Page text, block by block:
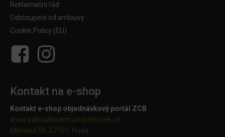
Reklamační řád
Odstoupení od smlouvy
Cookie Policy (EU)
Kontakt na e-shop
Kontakt e-shop objednávkový portál ZCB
www.zahradnicentrumbelousek.cz
Mlýnská 59, 27101, Ruda